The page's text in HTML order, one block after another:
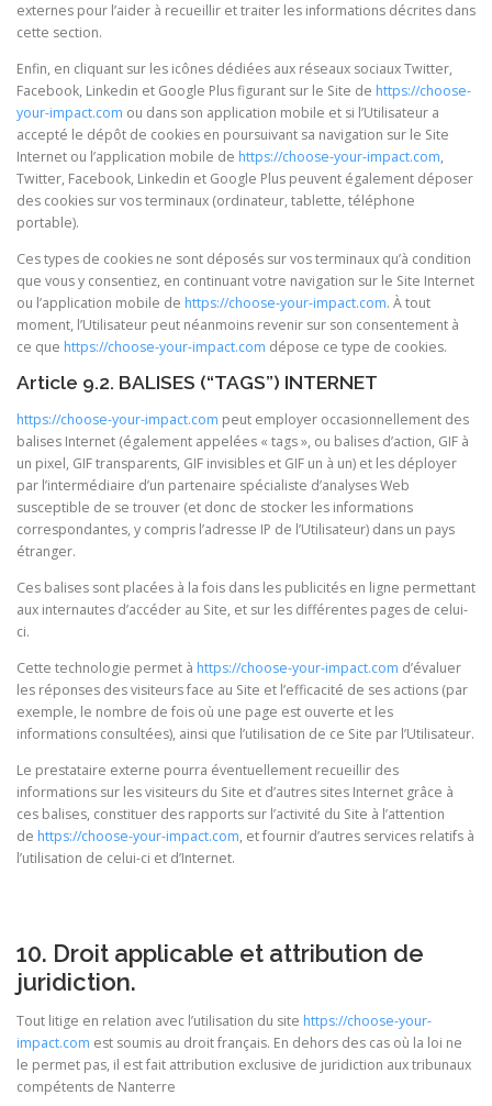
externes pour l’aider à recueillir et traiter les informations décrites dans
cette section.
Enfin, en cliquant sur les icônes dédiées aux réseaux sociaux Twitter,
Facebook, Linkedin et Google Plus figurant sur le Site de https://choose-
your-impact.com ou dans son application mobile et si l’Utilisateur a
accepté le dépôt de cookies en poursuivant sa navigation sur le Site
Internet ou l’application mobile de https://choose-your-impact.com,
Twitter, Facebook, Linkedin et Google Plus peuvent également déposer
des cookies sur vos terminaux (ordinateur, tablette, téléphone
portable).
Ces types de cookies ne sont déposés sur vos terminaux qu’à condition
que vous y consentiez, en continuant votre navigation sur le Site Internet
ou l’application mobile de https://choose-your-impact.com. À tout
moment, l’Utilisateur peut néanmoins revenir sur son consentement à
ce que https://choose-your-impact.com dépose ce type de cookies.
Article 9.2. BALISES (“TAGS”) INTERNET
https://choose-your-impact.com peut employer occasionnellement des
balises Internet (également appelées « tags », ou balises d’action, GIF à
un pixel, GIF transparents, GIF invisibles et GIF un à un) et les déployer
par l’intermédiaire d’un partenaire spécialiste d’analyses Web
susceptible de se trouver (et donc de stocker les informations
correspondantes, y compris l’adresse IP de l’Utilisateur) dans un pays
étranger.
Ces balises sont placées à la fois dans les publicités en ligne permettant
aux internautes d’accéder au Site, et sur les différentes pages de celui-
ci.
Cette technologie permet à https://choose-your-impact.com d’évaluer
les réponses des visiteurs face au Site et l’efficacité de ses actions (par
exemple, le nombre de fois où une page est ouverte et les
informations consultées), ainsi que l’utilisation de ce Site par l’Utilisateur.
Le prestataire externe pourra éventuellement recueillir des
informations sur les visiteurs du Site et d’autres sites Internet grâce à
ces balises, constituer des rapports sur l’activité du Site à l’attention
de https://choose-your-impact.com, et fournir d’autres services relatifs à
l’utilisation de celui-ci et d’Internet.
10. Droit applicable et attribution de
juridiction.
Tout litige en relation avec l’utilisation du site https://choose-your-
impact.com est soumis au droit français. En dehors des cas où la loi ne
le permet pas, il est fait attribution exclusive de juridiction aux tribunaux
compétents de Nanterre